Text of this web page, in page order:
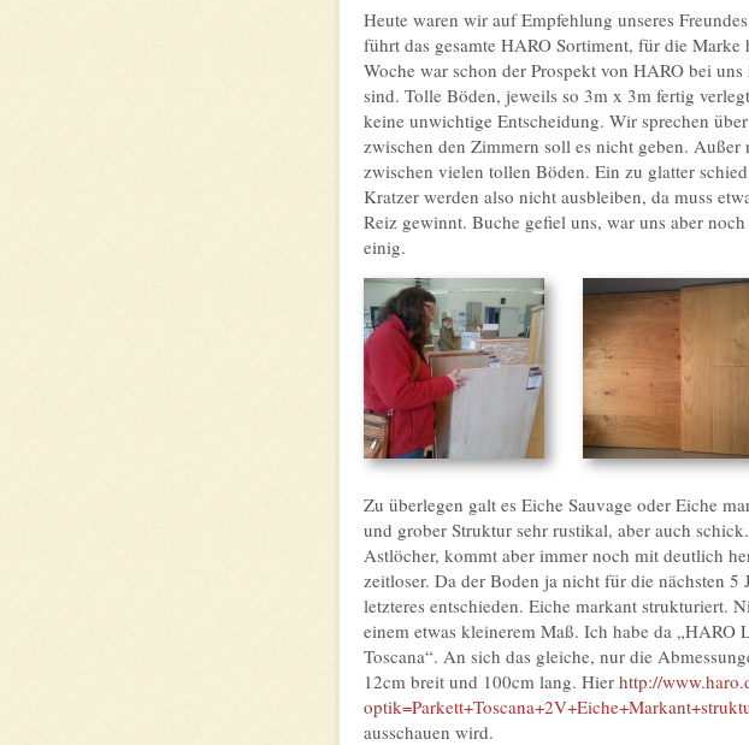
Heute waren wir auf Empfehlung unseres
führt das gesamte HARO Sortiment, für die
Woche war schon der Prospekt von HARO bei
sind. Tolle Böden, jeweils so 3m x 3m fertig
keine unwichtige Entscheidung. Wir sprechen
zwischen den Zimmern soll es nicht geben.
zwischen vielen tollen Böden. Ein zu glatter
Kratzer werden also nicht ausbleiben, da muss
Reiz gewinnt. Buche gefiel uns, war uns aber
einig.
Zu überlegen galt es Eiche Sauvage oder Eiche
und grober Struktur sehr rustikal, aber auch
Astlöcher, kommt aber immer noch mit deutlich
zeitloser. Da der Boden ja nicht für die nächsten
letzteres entschieden. Eiche markant strukturiert.
einem etwas kleinerem Maß. Ich habe da „HARO
Toscana“. An sich das gleiche, nur die
12cm breit und 100cm lang. Hier http://
ausschauen wird.